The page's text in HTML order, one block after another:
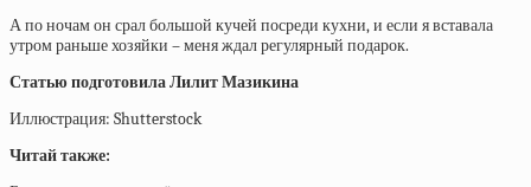
А по ночам он срал большой кучей посреди кухни, и если я вставала
утром раньше хозяйки – меня ждал регулярный подарок.
Статью подготовила Лилит Мазикина
Иллюстрация: Shutterstock
Читай также: